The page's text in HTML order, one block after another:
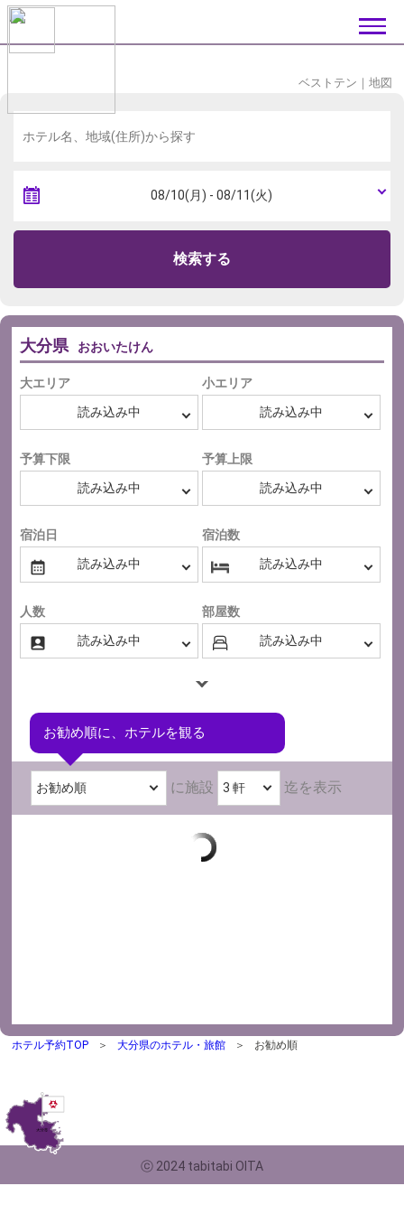
地図
｜
ベストテン
検索する
大分県 おおいたけん
大エリア 小エリア
予算下限 予算上限
宿泊日 宿泊数
人数 部屋数
お勧め順に、ホテルを観る
に施設 迄を表示
ホテル予約TOP 大分県のホテル・旅館 お勧め順
ⓒ 2024 tabitabi OITA